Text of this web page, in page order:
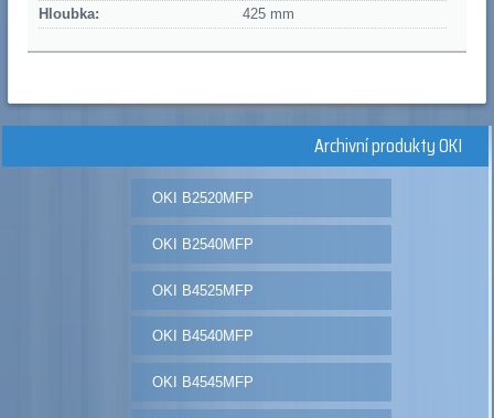
Hloubka:
425 mm
Archivní produkty OKI
OKI B2520MFP
OKI B2540MFP
OKI B4525MFP
OKI B4540MFP
OKI B4545MFP